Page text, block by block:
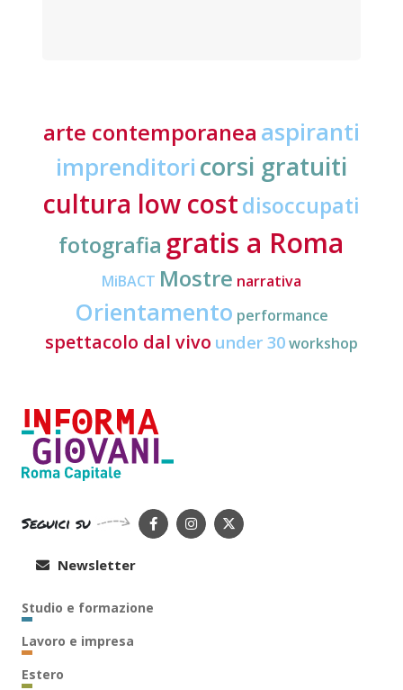
arte contemporanea aspiranti
imprenditori corsi gratuiti
cultura low costdisoccupati
fotografia gratis a Roma
MiBACT Mostre narrativa
Orientamento performance
spettacolo dal vivo under 30workshop
Seguici su
Newsletter
Studio e formazione
Lavoro e impresa
Estero